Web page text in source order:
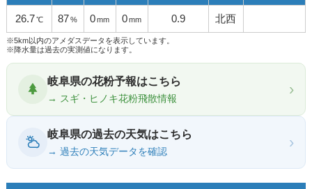
26.7℃ 87 % 0 mm 0 mm 0.9 北西
※5km以内のアメダスデータを表示しています。
※降水量は過去の実測値になります。
岐阜県の花粉予報はこちら
→ スギ・ヒノキ花粉飛散情報
›
岐阜県の過去の天気はこちら
→ 過去の天気データを確認
›